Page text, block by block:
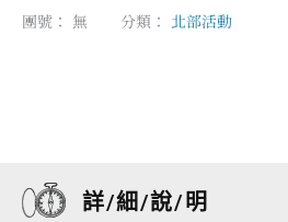
團號： 無 分類： 北部活動
詳/細/說/明